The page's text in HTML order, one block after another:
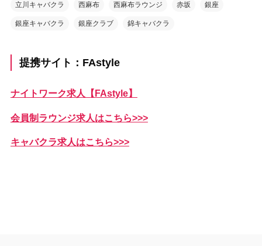
立川キャバクラ 西麻布 西麻布ラウンジ 赤坂 銀座
銀座キャバクラ 銀座クラブ 錦キャバクラ
提携サイト：FAstyle
ナイトワーク求人【FAstyle】
会員制ラウンジ求人はこちら>>>
キャバクラ求人はこちら>>>